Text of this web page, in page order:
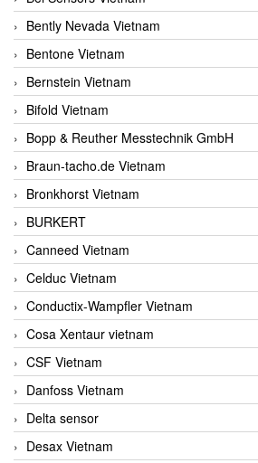
Bently Nevada Vietnam
Bentone Vietnam
Bernstein Vietnam
Bifold Vietnam
Bopp & Reuther Messtechnik GmbH
Braun-tacho.de Vietnam
Bronkhorst Vietnam
BURKERT
Canneed Vietnam
Celduc Vietnam
Conductix-Wampfler Vietnam
Cosa Xentaur vietnam
CSF Vietnam
Danfoss Vietnam
Delta sensor
Desax Vietnam